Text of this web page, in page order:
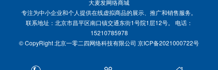
大麦发网络商城
专注为中小企业和个人提供在线虚拟商品的展示、推广和销售服务。
联系地址：北京市昌平区南口镇交通东街1号院1层12号。 电话：
15210785978
© CopyRight 北京一零二四网络科技有限公司 京ICP备2021000722号